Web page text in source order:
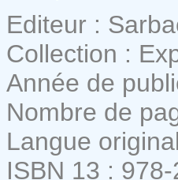
Editeur :
Collection :
Année de
Nombre de
Langue
ISBN 13 :